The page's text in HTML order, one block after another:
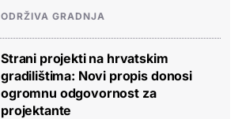
ODRŽIVA GRADNJA
Strani projekti na hrvatskim
gradilištima: Novi propis donosi
ogromnu odgovornost za
projektante